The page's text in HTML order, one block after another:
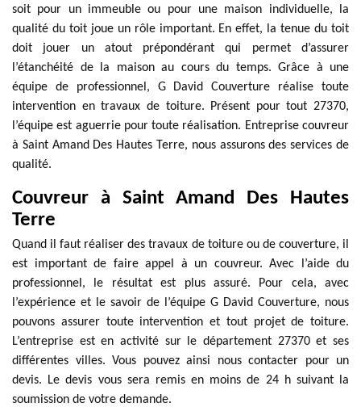
soit pour un immeuble ou pour une maison individuelle, la
qualité du toit joue un rôle important. En effet, la tenue du toit
doit jouer un atout prépondérant qui permet d’assurer
l’étanchéité de la maison au cours du temps. Grâce à une
équipe de professionnel, G David Couverture réalise toute
intervention en travaux de toiture. Présent pour tout 27370,
l’équipe est aguerrie pour toute réalisation. Entreprise couvreur
à Saint Amand Des Hautes Terre, nous assurons des services de
qualité.
Couvreur à Saint Amand Des Hautes
Terre
Quand il faut réaliser des travaux de toiture ou de couverture, il
est important de faire appel à un couvreur. Avec l’aide du
professionnel, le résultat est plus assuré. Pour cela, avec
l’expérience et le savoir de l’équipe G David Couverture, nous
pouvons assurer toute intervention et tout projet de toiture.
L’entreprise est en activité sur le département 27370 et ses
différentes villes. Vous pouvez ainsi nous contacter pour un
devis. Le devis vous sera remis en moins de 24 h suivant la
soumission de votre demande.